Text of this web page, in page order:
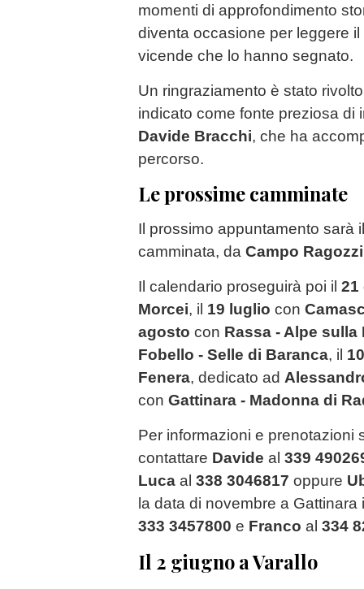
momenti di approfondimento
diventa occasione per leggere
vicende che lo hanno segnato.
Un ringraziamento è stato
indicato come fonte preziosa di
Davide Bracchi, che ha
percorso.
Le prossime camminate
Il prossimo appuntamento sarà
camminata, da Campo
Il calendario proseguirà poi il 21
Morcei, il 19 luglio con
agosto con Rassa - Alpe sulla
Fobello - Selle di Baranca, il
Fenera, dedicato ad
con Gattinara - Madonna di
Per informazioni e prenotazioni
contattare Davide al 339
Luca al 338 3046817 oppure
la data di novembre a
333 3457800 e Franco al 334
Il 2 giugno a Varallo